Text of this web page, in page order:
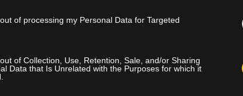
of processing my Personal Data for Targeted
of Collection, Use, Retention, Sale, and/or Sharing
Data that Is Unrelated with the Purposes for which it
Ο ΠΑΟΚ προετοιμάζεται για το ντέρμπι με την ΑΕΚ στη